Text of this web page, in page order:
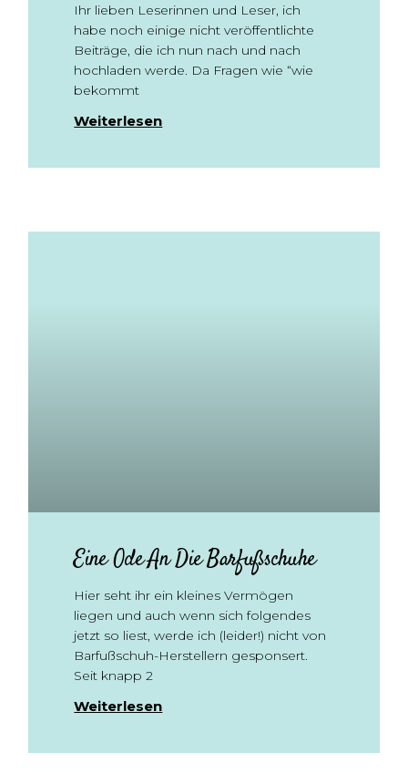
Ihr lieben Leserinnen und Leser, ich
habe noch einige nicht veröffentlichte
Beiträge, die ich nun nach und nach
hochladen werde. Da Fragen wie “wie
bekommt
Weiterlesen
Eine Ode An Die Barfußschuhe
Hier seht ihr ein kleines Vermögen
liegen und auch wenn sich folgendes
jetzt so liest, werde ich (leider!) nicht von
Barfußschuh-Herstellern gesponsert.
Seit knapp 2
Weiterlesen